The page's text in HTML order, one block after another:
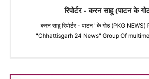
रिपोर्टर - करन साहू (पाटन के
करन साहू रिपोर्टर - पाटन "के गोठ (PKG
"Chhattisgarh 24 News" Group Of